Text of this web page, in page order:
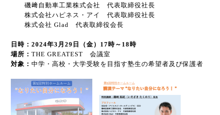
磯﨑自動車工業株式会社 代表取締役社長
株式会社ハピネス・アイ 代表取締役社長
株式会社 Glad 代表取締役会長
日時：2024年3月29日（金）17時～18時
場所： THE GREATEST 会議室
対象： 中学・高校・大学受験を目指す塾生の希望者及び保護者